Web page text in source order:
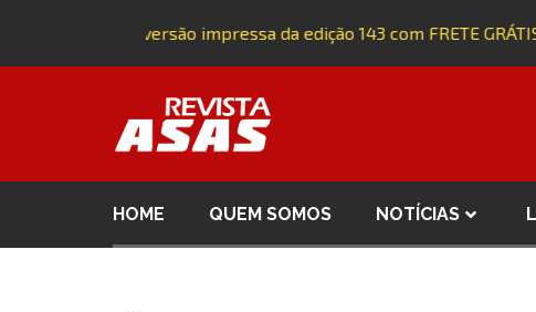
Adquira a versão impressa da edição 143 com FRETE GRÁTIS -
HOME QUEM SOMOS NOTÍCIAS